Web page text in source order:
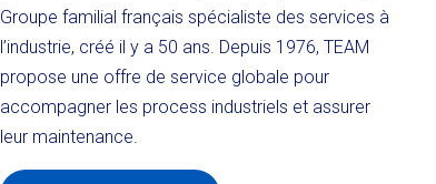
Groupe familial français spécialiste des services à
l’industrie, créé il y a 50 ans. Depuis 1976, TEAM
propose une offre de service globale pour
accompagner les process industriels et assurer
leur maintenance.